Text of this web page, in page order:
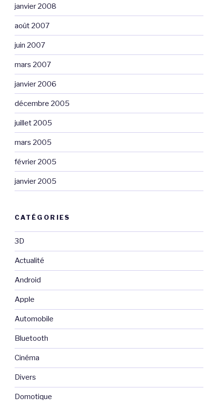
janvier 2008
août 2007
juin 2007
mars 2007
janvier 2006
décembre 2005
juillet 2005
mars 2005
février 2005
janvier 2005
CATÉGORIES
3D
Actualité
Android
Apple
Automobile
Bluetooth
Cinéma
Divers
Domotique